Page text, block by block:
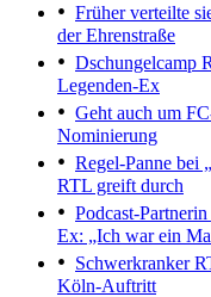
Früher verteilte
der Ehrenstraße
Dschungelcamp
Legenden-Ex
Geht auch um
Nominierung
Regel-Panne bei
RTL greift durch
Podcast-
Ex: „Ich war ein
Schwerkranker
Köln-Auftritt